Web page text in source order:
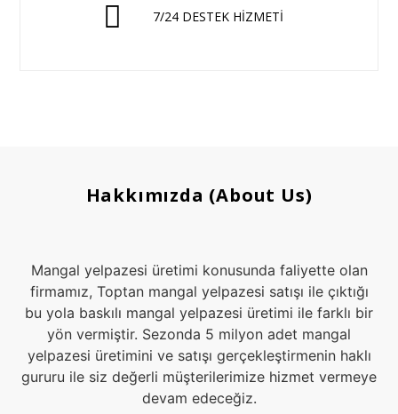
7/24 DESTEK HİZMETİ
Hakkımızda (About Us)
Mangal yelpazesi üretimi konusunda faliyette olan
firmamız, Toptan mangal yelpazesi satışı ile çıktığı
bu yola baskılı mangal yelpazesi üretimi ile farklı bir
yön vermiştir. Sezonda 5 milyon adet mangal
yelpazesi üretimini ve satışı gerçekleştirmenin haklı
gururu ile siz değerli müşterilerimize hizmet vermeye
devam edeceğiz.